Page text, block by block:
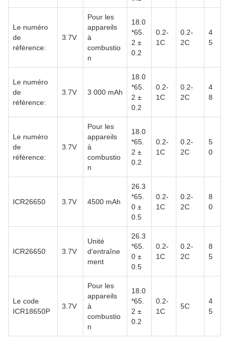
Le numéro
de
référence:
3.7V
Pour les
appareils
à
combustio
n
18.0
*65.
2 ±
0.2
0.2-
1C
0.2-
2C
4
5
Le numéro
de
référence:
3.7V 3 000 mAh
18.0
*65.
2 ±
0.2
0.2-
1C
0.2-
2C
4
8
Le numéro
de
référence:
3.7V
Pour les
appareils
à
combustio
n
18.0
*65.
2 ±
0.2
0.2-
1C
0.2-
2C
5
0
ICR26650 3.7V 4500 mAh
26.3
*65.
0 ±
0.5
0.2-
1C
0.2-
2C
8
0
ICR26650 3.7V
Unité
d'entraîne
ment
26.3
*65.
0 ±
0.5
0.2-
1C
0.2-
2C
8
5
Le code
ICR18650P
3.7V
Pour les
appareils
à
combustio
n
18.0
*65.
2 ±
0.2
0.2-
1C
5C
4
5